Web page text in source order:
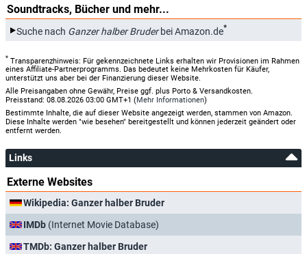
Soundtracks, Bücher und mehr...
Suche nach Ganzer halber Bruderbei Amazon.de*
* Transparenzhinweis: Für gekennzeichnete Links erhalten wir Provisionen im Rahmen
eines Affiliate-Partnerprogramms. Das bedeutet keine Mehrkosten für Käufer,
unterstützt uns aber bei der Finanzierung dieser Website.
Alle Preisangaben ohne Gewähr, Preise ggf. plus Porto & Versandkosten.
Preisstand: 08.08.2026 03:00 GMT+1 (Mehr Informationen)
Bestimmte Inhalte, die auf dieser Website angezeigt werden, stammen von Amazon.
Diese Inhalte werden "wie besehen" bereitgestellt und können jederzeit geändert oder
entfernt werden.
Links
Externe Websites
Wikipedia: Ganzer halber Bruder
IMDb (Internet Movie Database)
TMDb: Ganzer halber Bruder